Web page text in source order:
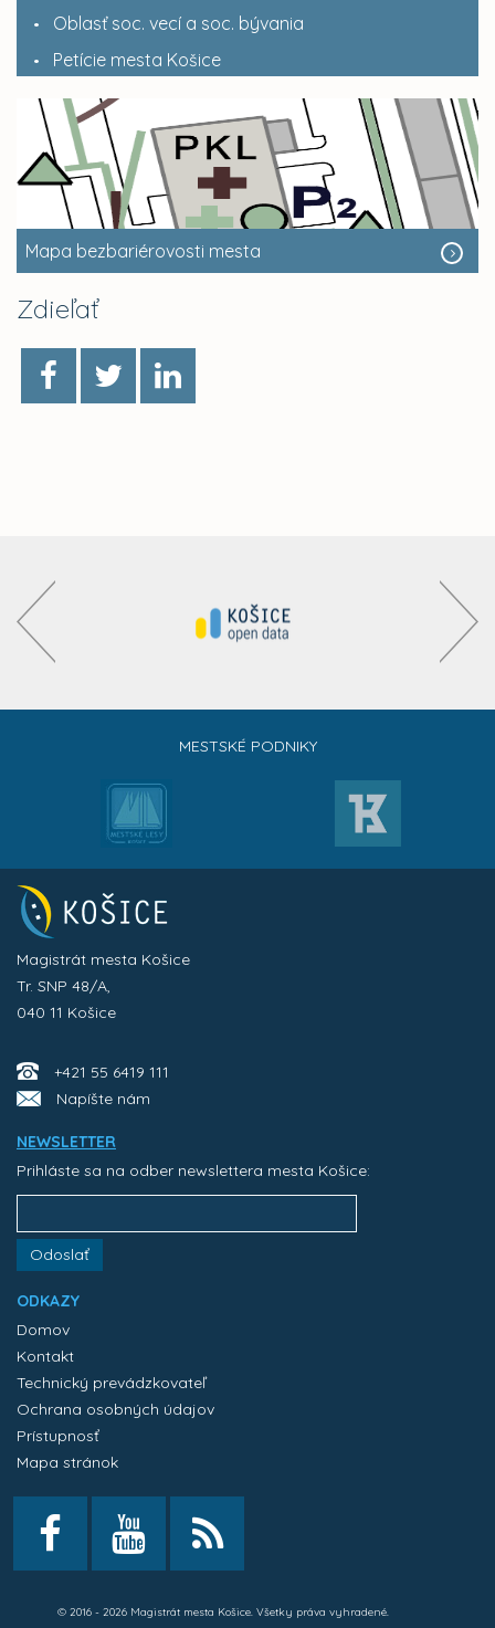
Oblasť soc. vecí a soc. bývania
Petície mesta Košice
Mapa bezbariérovosti mesta
Zdieľať
MESTSKÉ PODNIKY
Magistrát mesta Košice
Tr. SNP 48/A,
040 11 Košice
+421 55 6419 111
Napíšte nám
NEWSLETTER
Prihláste sa na odber newslettera mesta Košice:
Odoslať
ODKAZY
Domov
Kontakt
Technický prevádzkovateľ
Ochrana osobných údajov
Prístupnosť
Mapa stránok
© 2016 - 2026 Magistrát mesta Košice. Všetky práva vyhradené.